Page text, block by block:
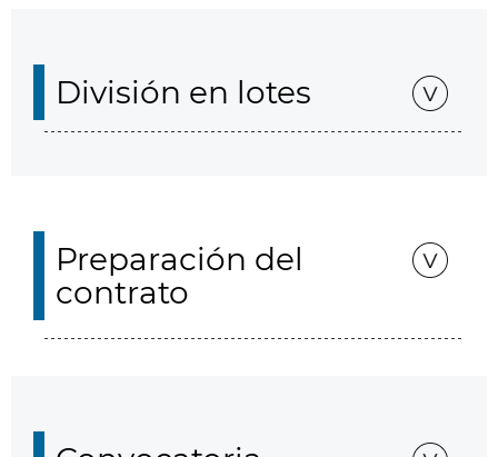
División en lotes
Preparación del
contrato